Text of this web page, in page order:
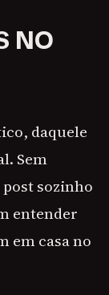
NO
daquele
Sem
sozinho
entender
em casa no